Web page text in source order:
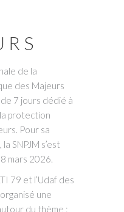
de la
des Majeurs
7 jours dédié à
protection
Pour sa
SNPJM s’est
mars 2026.
79 et l’Udaf des
une
du thème :